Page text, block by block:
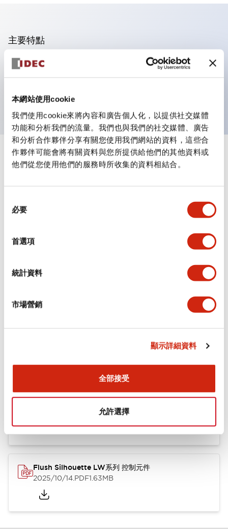
本網站使用cookie
我們使用cookie來將內容和廣告個人化，以提供社交媒體
功能和分析我們的流量。我們也與我們的社交媒體、廣告
和分析合作夥伴分享有關您使用我們網站的資料，這些合
作夥伴可能會將有關資料與您所提供給他們的其他資料或
他們從您使用他們的服務時所收集的資料相結合。
必要
首選項
統計資料
市場營銷
顯示詳細資料
全部接受
允許選擇
主要特點
可進行集合密著安裝
附鎖選擇開關採用高安全性的彈子鎖結構
防護結構為IP65（IEC60529）
規格
環境規範
機械規格
Flush Silhouette LW系列 控制元件 (英文版)
1.23MB
Flush Silhouette LW系列 控制元件
2025/10/14.PDF1.63MB